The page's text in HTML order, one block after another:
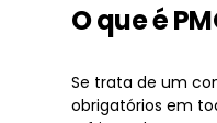
O que é
Se trata de um
obrigatórios em